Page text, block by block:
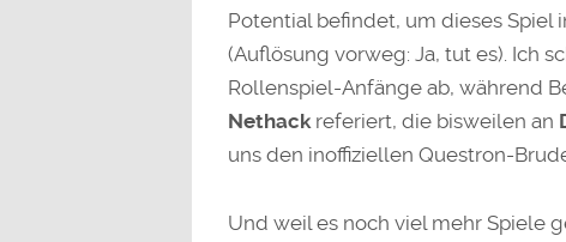
Potential befindet, um dieses Spiel
(Auflösung vorweg: Ja, tut es). Ich
Rollenspiel-Anfänge ab, während
Nethackreferiert, die bisweilen an
uns den inoffiziellen Questron-
Und weil es noch viel mehr Spiele